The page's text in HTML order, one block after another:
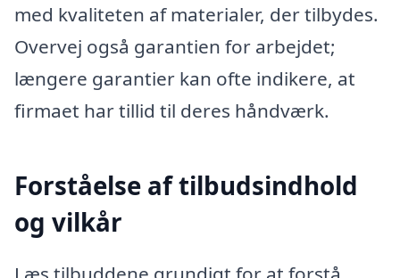
med kvaliteten af materialer, der tilbydes.
Overvej også garantien for arbejdet;
længere garantier kan ofte indikere, at
firmaet har tillid til deres håndværk.
Forståelse af tilbudsindhold
og vilkår